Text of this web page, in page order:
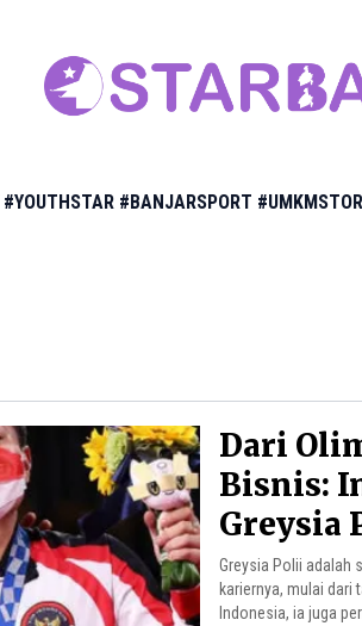
#YOUTHSTAR #BANJARSPORT
Dari
Bisnis:
Greysia
Greysia Polii adalah
kariernya, mulai dari
Indonesia, ia juga